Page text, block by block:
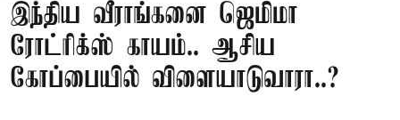
இந்திய வீராங்கனை ஜெமிமா
ரோட்ரிக்ஸ் காயம்.. ஆசிய
கோப்பையில் விளையாடுவாரா..?